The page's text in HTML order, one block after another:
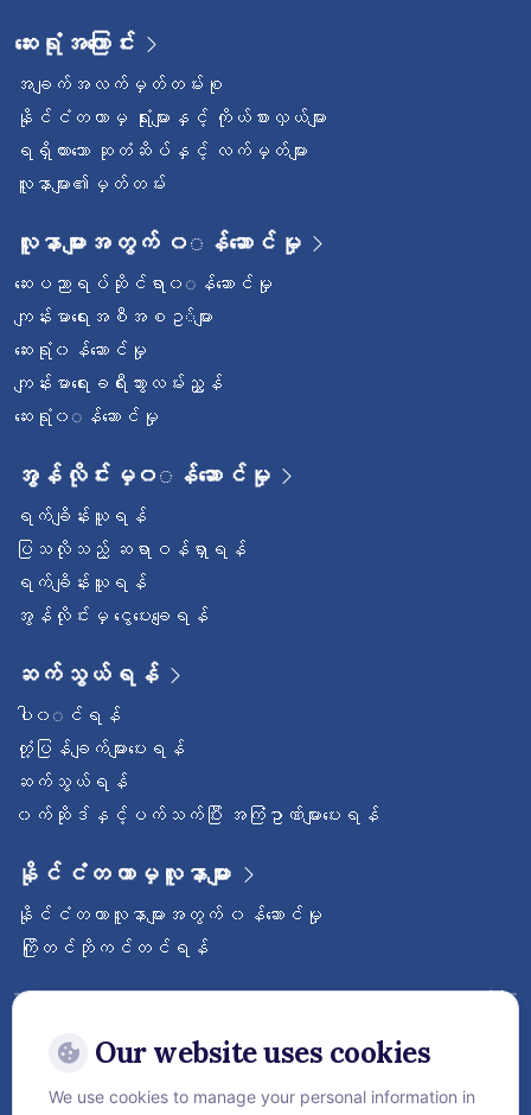
ဆေးရုံအကြောင်း
အချက်အလက်မှတ်တမ်းစု
နိုင်ငံတကာမှ ရုံးများနှင့် ကိုယ်စားလှယ်များ
ရရှိထားသော ဆုတံဆိပ်နှင့် လက်မှတ်များ
လူနာများ၏မှတ်တမ်း
လူနာများအတွက် ၀◌န်ဆောင်မှု
ဆေးပညာရပ်ဆိုင်ရာ၀◌န်ဆောင်မှု
ကျန်းမာရေးအစီအစဥ◌်များ
ဆေးရုံ၀န်ဆောင်မှု
ကျန်းမာရေးခရီးသွားလမ်းညွှန်
ဆေးရုံ၀◌န်ဆောင်မှု
အွန်လိုင်းမှ၀◌န်ဆောင်မှု
ရက်ချိန်းယူရန်
ပြသလိုသည့် ဆရာဝန်ရှာရန်
ရက်ချိန်းယူရန်
အွန်လိုင်းမှ ငွေပေးချေရန်
ဆက်သွယ်ရန်
ပါ၀◌င်ရန်
တုံ့ပြန်ချက်များပေးရန်
ဆက်သွယ်ရန်
၀က်ဆိုဒ်နှင့်ပက်သက်ပြီး အကြံဥာဏ်များပေးရန်
နိုင်ငံတကာမှလူနာများ
နိုင်ငံတကာလူနာများအတွက် ၀န်ဆောင်မှု
ကြိုတင်ဘိုကင်တင်ရန်
ဝေ့ဌာနီနိုင်ငံတကာဆေးရုံကြီးကို follow လုပ်
ထားပါ
Our website uses cookies
We use cookies to manage your personal information in